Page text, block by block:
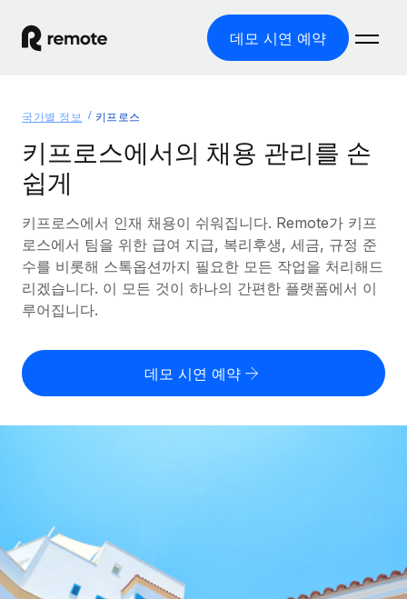
데모 시연 예약
글로벌 고용
글로벌 급여
규정을 준수하며 급여 지급을 손쉽게 처리
기록상 고용주(EOR)
법인 설립 비용 없이 전 세계로 사업을 확장
인프라
Remote 통합
HR을 워크플로에 매끄럽게 통합
솔루션
글로벌 서비스 제공
국가별 정보
국가별 글로벌 채용 지원 알아보기
미국 주별 정보
Remote와 다른 솔루션 비교
다른 업체들과 비교해보기
중견기업
맞춤형 HR 솔루션으로 팀 확장
리소스
도구 및 계산기
오분류 리스크 평가 도구
국가별 총 인건비 계산
리서치 및 가이드
사례 연구
요금
한국어
English
Deutsch
Español
국가별 정보 키프로스
키프로스에서의 채용 관리를 손
쉽게
키프로스에서 인재 채용이 쉬워집니다. Remote가 키프
로스에서 팀을 위한 급여 지급, 복리후생, 세금, 규정 준
수를 비롯해 스톡옵션까지 필요한 모든 작업을 처리해드
리겠습니다. 이 모든 것이 하나의 간편한 플랫폼에서 이
루어집니다.
데모 시연 예약